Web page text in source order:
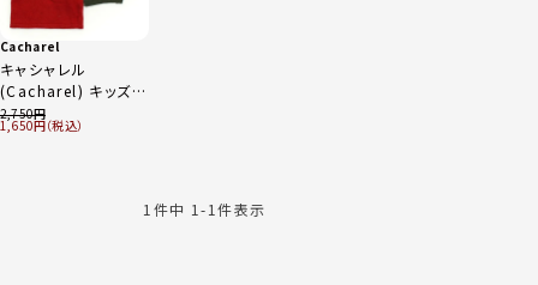
Cacharel
キャシャレル
(Cacharel) キッズ
子供服 ニット ベスト
ボーダー カーディガ
2,750
1,650
1 件中 1-1件表示